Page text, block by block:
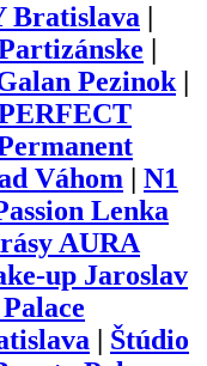
Bratislava
Pezinok|
Váhom
N1
Lenka
AURA
up Jaroslav
Štúdio